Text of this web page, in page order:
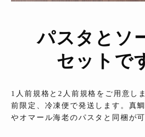
パスタとソ
セットで
1人前規格と2人前規格をご用意し
前限定、冷凍便で発送します。真
やオマール海老のパスタと同梱が可